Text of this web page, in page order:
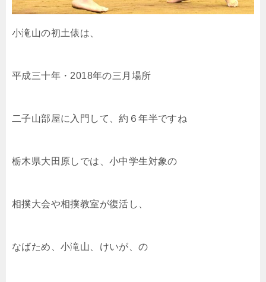
小滝山の初土俵は、
平成三十年・2018年の三月場所
二子山部屋に入門して、約６年半ですね
栃木県大田原しでは、小中学生対象の
相撲大会や相撲教室が復活し、
なばため、小滝山、けいが、の